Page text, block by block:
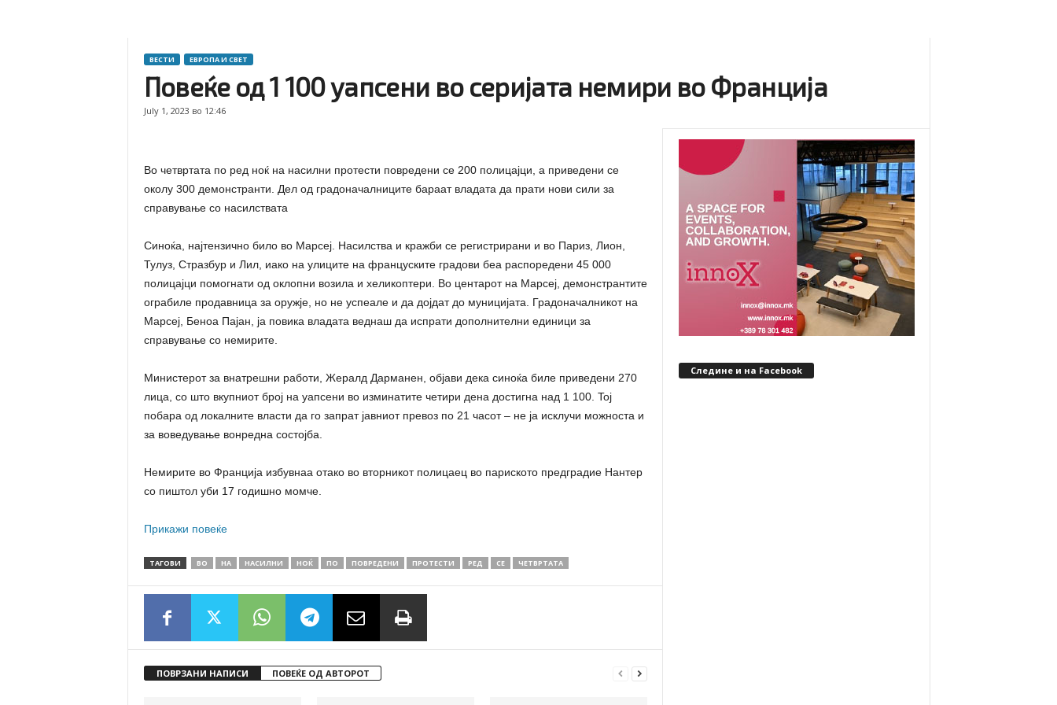
ВЕСТИ ЕВРОПА И СВЕТ
Повеќе од 1 100 уапсени во серијата немири во Франција
July 1, 2023 во 12:46
Во четвртата по ред ноќ на насилни протести повредени се 200 полицајци, а приведени се
околу 300 демонстранти. Дел од градоначалниците бараат владата да прати нови сили за
справување со насилствата
Синоќа, најтензично било во Марсеј. Насилства и кражби се регистрирани и во Париз, Лион,
Тулуз, Стразбур и Лил, иако на улиците на француските градови беа распоредени 45 000
полицајци помогнати од оклопни возила и хеликоптери. Во центарот на Марсеј, демонстрантите
ограбиле продавница за оружје, но не успеале и да дојдат до муницијата. Градоначалникот на
Mарсеј, Беноа Пајан, ја повика владата веднаш да испрати дополнителни единици за
справување со немирите.
Министерот за внатрешни работи, Жералд Дарманен, објави дека синоќа биле приведени 270
лица, со што вкупниот број на уапсени во изминатите четири дена достигна над 1 100. Toj
побара од локалните власти да го запрат јавниот превоз по 21 часот – не ја исклучи можноста и
за воведување вонредна состојба.
Немирите во Франција избувнаа отако во вторникот полицаец во париското предградие Нантер
со пиштол уби 17 годишно момче.
Прикажи повеќе
ТАГОВИ ВО НА НАСИЛНИ НОЌ ПО ПОВРЕДЕНИ ПРОТЕСТИ РЕД СЕ ЧЕТВРТАТА
ПОВРЗАНИ НАПИСИ ПОВЕЌЕ ОД АВТОРОТ
Следине и на Facebook